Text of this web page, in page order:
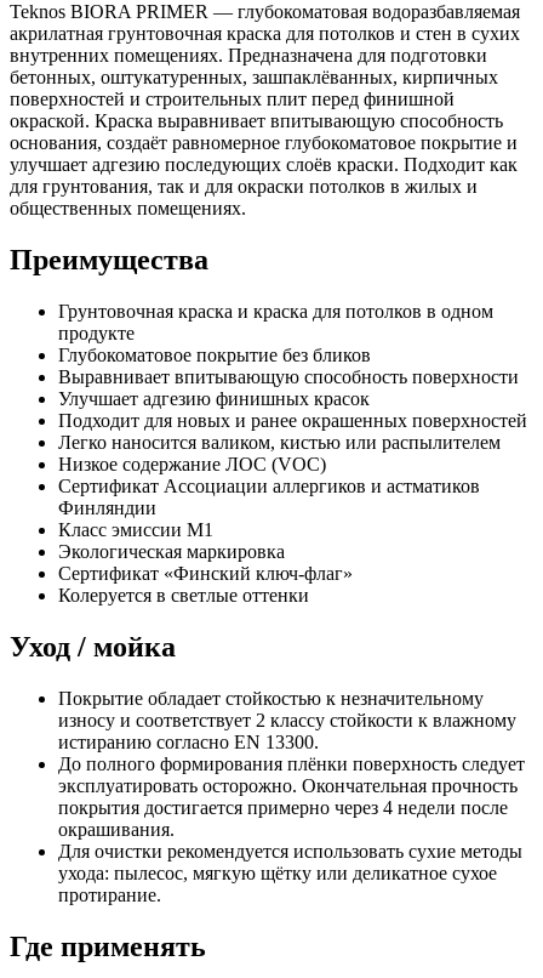
Teknos BIORA PRIMER — глубокоматовая водоразбавляемая
акрилатная грунтовочная краска для потолков и стен в сухих
внутренних помещениях. Предназначена для подготовки
бетонных, оштукатуренных, зашпаклёванных, кирпичных
поверхностей и строительных плит перед финишной
окраской. Краска выравнивает впитывающую способность
основания, создаёт равномерное глубокоматовое покрытие и
улучшает адгезию последующих слоёв краски. Подходит как
для грунтования, так и для окраски потолков в жилых и
общественных помещениях.
Преимущества
Грунтовочная краска и краска для потолков в одном
продукте
Глубокоматовое покрытие без бликов
Выравнивает впитывающую способность поверхности
Улучшает адгезию финишных красок
Подходит для новых и ранее окрашенных поверхностей
Легко наносится валиком, кистью или распылителем
Низкое содержание ЛОС (VOC)
Сертификат Ассоциации аллергиков и астматиков
Финляндии
Класс эмиссии M1
Экологическая маркировка
Сертификат «Финский ключ-флаг»
Колеруется в светлые оттенки
Уход / мойка
Покрытие обладает стойкостью к незначительному
износу и соответствует 2 классу стойкости к влажному
истиранию согласно EN 13300.
До полного формирования плёнки поверхность следует
эксплуатировать осторожно. Окончательная прочность
покрытия достигается примерно через 4 недели после
окрашивания.
Для очистки рекомендуется использовать сухие методы
ухода: пылесос, мягкую щётку или деликатное сухое
протирание.
Где применять